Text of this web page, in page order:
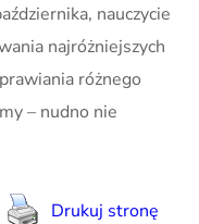
nauczycie
najróżniejszych
różnego
– nudno nie
Drukuj stronę